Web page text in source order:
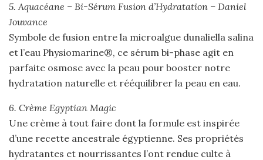
5. Aquacéane – Bi-Sérum Fusion d’Hydratation – Daniel
Jouvance
Symbole de fusion entre la microalgue dunaliella salina
et l’eau Physiomarine®, ce sérum bi-phase agit en
parfaite osmose avec la peau pour booster notre
hydratation naturelle et rééquilibrer la peau en eau.
6. Crème Egyptian Magic
Une crème à tout faire dont la formule est inspirée
d’une recette ancestrale égyptienne. Ses propriétés
hydratantes et nourrissantes l’ont rendue culte à